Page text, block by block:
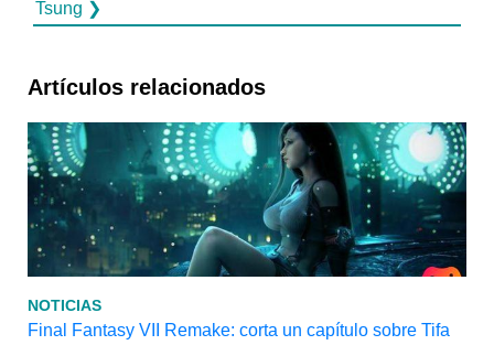
Tsung ❯
Artículos relacionados
NOTICIAS
Final Fantasy VII Remake: corta un capítulo sobre Tifa